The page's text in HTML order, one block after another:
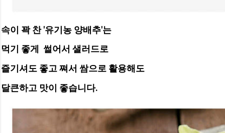
속이 꽉 찬 '유기농 양배추'는
먹기 좋게  썰어서 샐러드로
즐기셔도 좋고 쪄서 쌈으로 활용해도
달큰하고 맛이 좋습니다.